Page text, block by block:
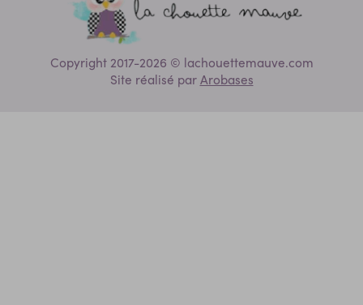
Copyright 2017-2026 © lachouettemauve.com
Site réalisé parArobases